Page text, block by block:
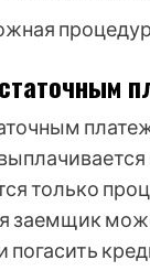
только
заемщик
погасить